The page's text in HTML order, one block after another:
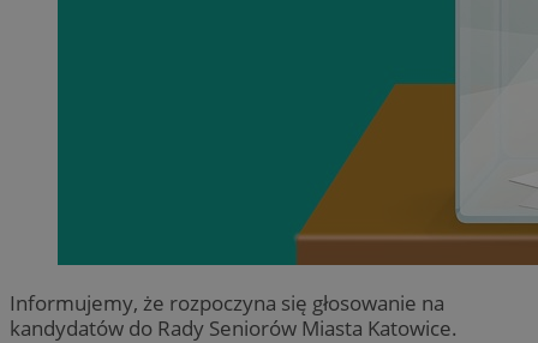
Informujemy, że rozpoczyna się głosowanie na
kandydatów do Rady Seniorów Miasta Katowice.